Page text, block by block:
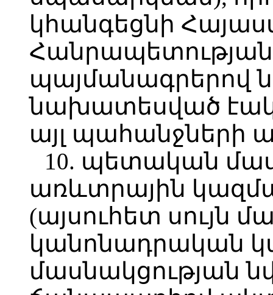
կհանգեցնի
պայմանագրերով
նախատեսված
այլ պահանջների
10. պետական
առևտրային
(այսուհետ սույն
կանոնադրական
մասնակցության